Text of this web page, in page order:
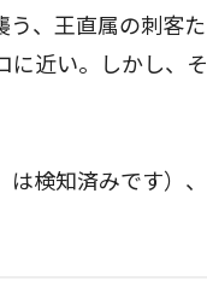
う、王直属の刺客た
に近い。しかし、そ
検知済みです）、